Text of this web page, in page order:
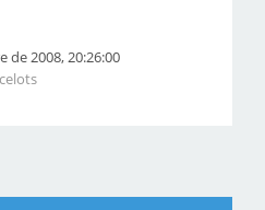
de 2008, 20:26:00